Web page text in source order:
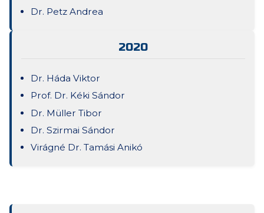
Dr. Petz Andrea
2020
Dr. Háda Viktor
Prof. Dr. Kéki Sándor
Dr. Müller Tibor
Dr. Szirmai Sándor
Virágné Dr. Tamási Anikó